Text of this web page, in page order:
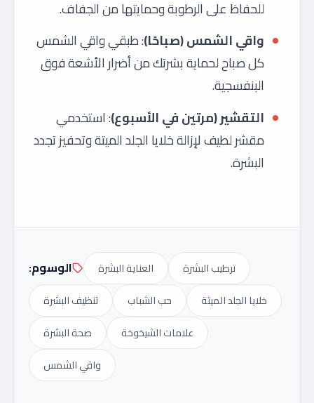
للحفاظ على الرطوبة وحمايتها من الجفاف.
واقي الشمس (صباحًا): طبقي واقي الشمس
كل صباح لحماية بشرتك من أضرار الأشعة فوق
البنفسجية.
التقشير (مرتين في الأسبوع): استخدمي
مقشر لطيف لإزالة خلايا الجلد الميتة وتحفيز تجدد
البشرة.
الوسوم: العناية البشرة
ترطيب البشرة
تنظيف البشرة
حب الشباب
خلايا الجلد الميتة
صحة البشرة
علامات الشيخوخة
واقي الشمس